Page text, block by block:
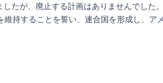
たが、廃止する計画はありませんでした
持することを誓い、連合国を形成し、ア